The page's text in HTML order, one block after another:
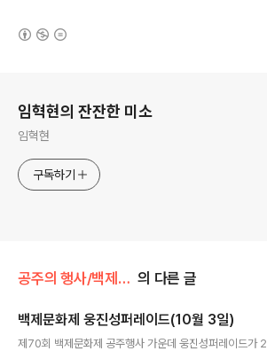
임혁현의 잔잔한 미소
임혁현
구독하기
공주의 행사/백제문화제 의 다른 글
백제문화제 웅진성퍼레이드(10월 3일)
제70회 백제문화제 공주행사 가운데 웅진성퍼레이드가 2